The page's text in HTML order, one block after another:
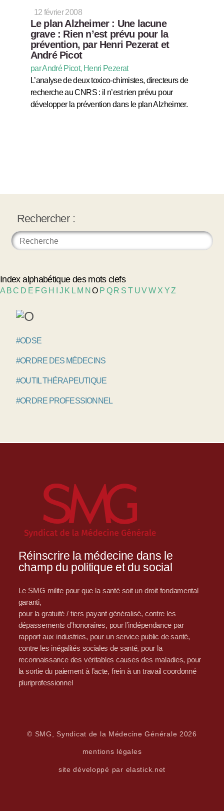
12 février 2008
Le plan Alzheimer : Une lacune
grave : Rien n’est prévu pour la
prévention, par Henri Pezerat et
André Picot
par André Picot, Henri Pezerat
L’analyse de deux toxico-chimistes, directeurs de
recherche au CNRS : il n’est rien prévu pour
développer la prévention dans le plan Alzheimer.
Rechercher :
Index alphabétique des mots clefs
A BC D E FG H J K L M NO P Q R S T UVW X YZ
#ODSE
#ORDRE DES MÉDECINS
#OUTIL THÉRAPEUTIQUE
#ORDRE PROFESSIONNEL
Réinscrire la médecine dans le
champ du politique et du social
Le SMG milite pour que la santé soit un droit fondamental
garanti,
pour la gratuité / tiers payant généralisé, contre les
dépassements d’honoraires, pour l’indépendance par
rapport aux industries, pour un service public de santé,
contre les inégalités sociales de santé, pour la
reconnaissance des véritables causes des maladies, pour
la sortie du paiement à l’acte, frein à un travail coordonné
pluriprofessionnel
© SMG, Syndicat de la Médecine Générale 2026
mentions légales
site développé par elastick.net